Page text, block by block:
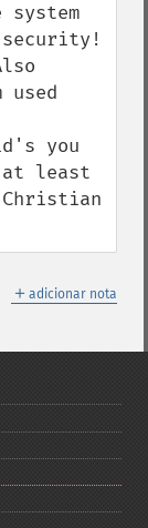
used
you
least
＋ adicionar nota